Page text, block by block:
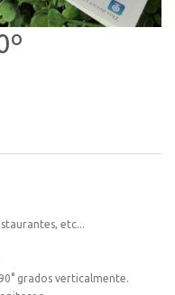
etc...
grados verticalmente.